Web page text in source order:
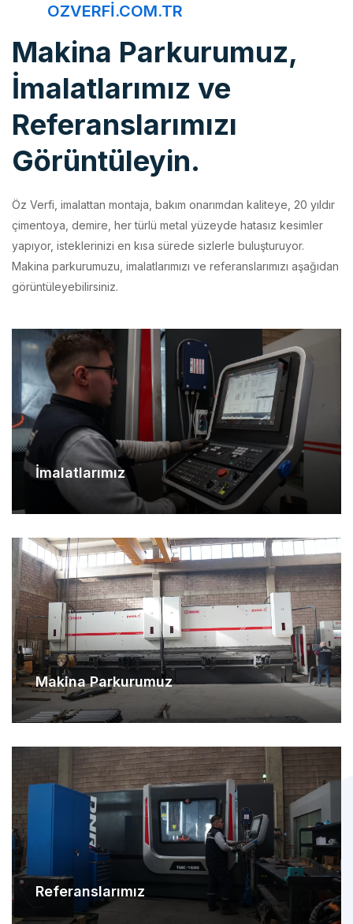
Makina Parkurumuz,
İmalatlarımız ve
Referanslarımızı
Görüntüleyin.
Öz Verfi, imalattan montaja, bakım onarımdan kaliteye, 20 yıldır
yapıyor, isteklerinizi en kısa sürede sizlerle buluşturuyor.
Makina parkurumuzu, imalatlarımızı ve referanslarımızı aşağıdan
görüntüleyebilirsiniz.
İmalatlarımız
Makina Parkurumuz
Referanslarımız